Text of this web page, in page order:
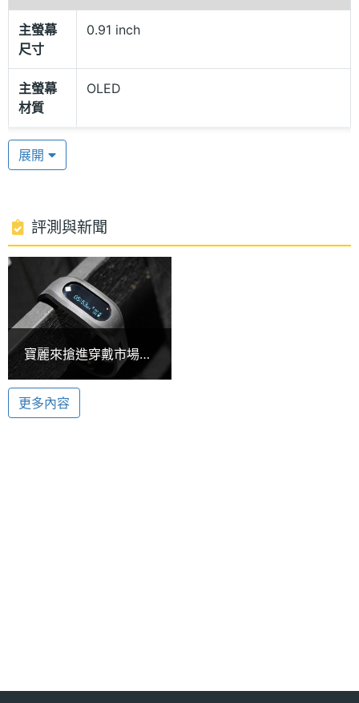
手環進行拍攝。
Polaroid Fitband 智慧手環的核心為可拆式設計，方
便用戶更換其他腕帶。內建計步器、警報等功能，並
支援 IP67 防水等級。
Polaroid Fitband 智慧手環功能特色
◎ 支援 IP67 防水等級
◎ 可與 Android 與 iOS 作業系統裝置搭配使用
◎ 0.91 吋 OLED 螢幕
◎ 內建計步器、警報
◎ 支援藍牙
主螢幕
尺寸
0.91 inch
主螢幕
材質
OLED
連接與應用
進階功
能
即時訊息, 防水
感應器
加速度
展開
評測與新聞
寶麗來搶進穿戴市場
推Fitband智慧手環
【CES 2015】
更多內容